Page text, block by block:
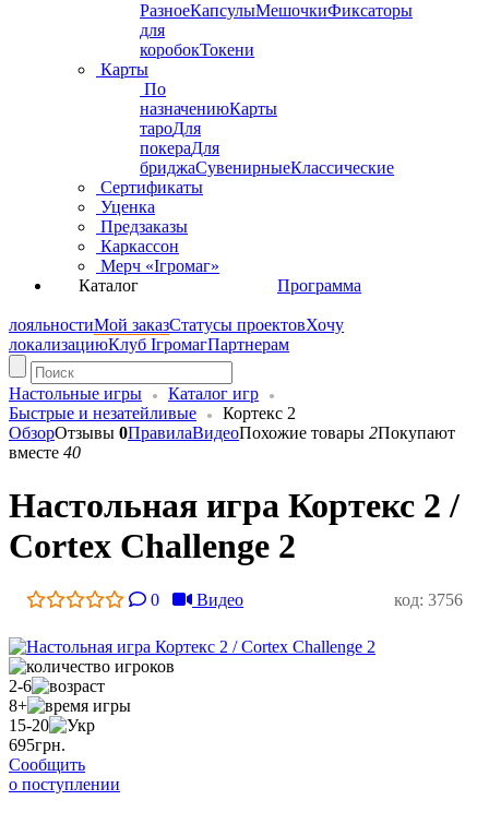
РазноеКапсулыМешочкиФиксаторы
для
коробокТокени
Карты
По
назначениюКарты
тароДля
покераДля
бриджаСувенирныеКлассические
Сертификаты
Уценка
Предзаказы
Каркассон
Мерч «Ігромаг»
Каталог
Программа
лояльностиМой заказСтатусы проектовХочу
локализациюКлуб ІгромагПартнерам
Настольные игры
Каталог игр
Быстрые и незатейливые
Кортекс 2
ОбзорОтзывы 0ПравилаВидеоПохожие товары 2Покупают
вместе 40
Настольная игра Кортекс 2 /
Cortex Challenge 2
0 Видео код: 3756
2-6
8+
15-20
695грн.
Сообщить
о поступлении